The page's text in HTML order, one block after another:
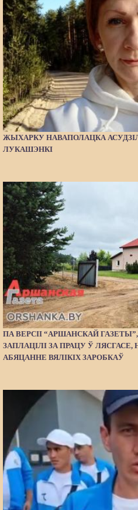
ЖЫХАРКУ НАВАПОЛАЦКА
ЛУКАШЭНКІ
ПА ВЕРСІІ “АРШАНСКАЙ
ЗАПЛАЦІЛІ ЗА ПРАЦУ Ў ЛЯСГАСЕ,
АБЯЦАННЕ ВЯЛІКІХ ЗАРОБКАЎ